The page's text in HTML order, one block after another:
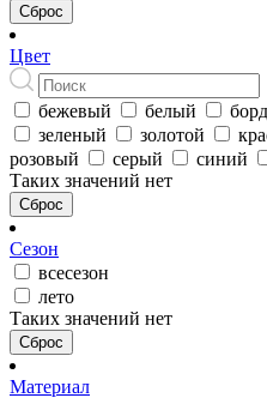
Сброс
Цвет
бежевый белый
зеленый
золотой
розовый
серый синий
Таких значений нет
Сброс
Сезон
всесезон
лето
Таких значений нет
Сброс
Материал